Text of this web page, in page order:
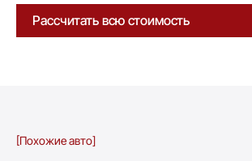
Рассчитать всю стоимость
[Похожие авто]